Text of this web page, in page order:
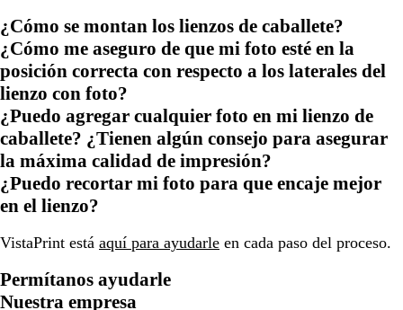
¿Cómo se montan los lienzos de caballete?
¿Cómo me aseguro de que mi foto esté en la
posición correcta con respecto a los laterales del
lienzo con foto?
¿Puedo agregar cualquier foto en mi lienzo de
caballete? ¿Tienen algún consejo para asegurar
la máxima calidad de impresión?
¿Puedo recortar mi foto para que encaje mejor
en el lienzo?
VistaPrint está aquí para ayudarle en cada paso del proceso.
Permítanos ayudarle
Nuestra empresa